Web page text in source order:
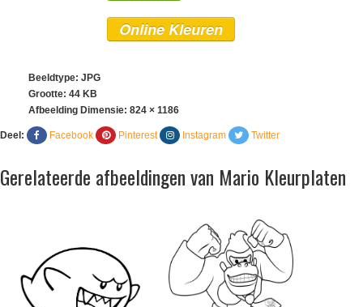
Online Kleuren
Beeldtype: JPG
Grootte: 44 KB
Afbeelding Dimensie: 824 × 1186
Deel: Facebook Pinterest Instagram Twitter
Gerelateerde afbeeldingen van Mario Kleurplaten